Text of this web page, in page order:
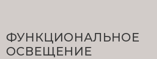
ФУНКЦИОНА­ЛЬНОЕ
ОСВЕЩЕНИЕ